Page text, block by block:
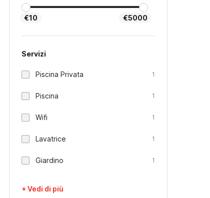
€10 €5000
Servizi
Piscina Privata 1
Piscina 1
Wifi 1
Lavatrice 1
Giardino 1
+ Vedi di più